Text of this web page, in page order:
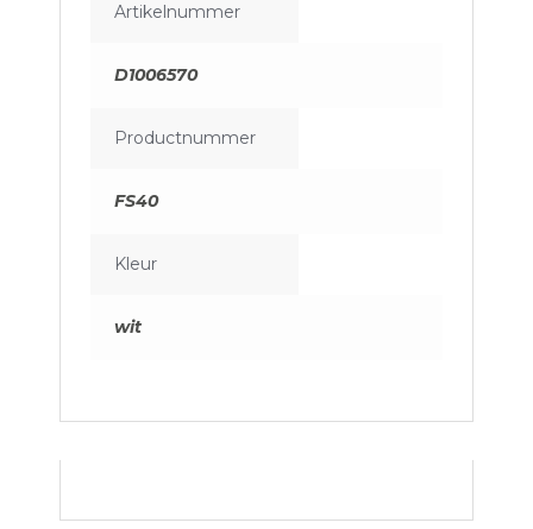
Artikelnummer
D1006570
Productnummer
FS40
Kleur
wit